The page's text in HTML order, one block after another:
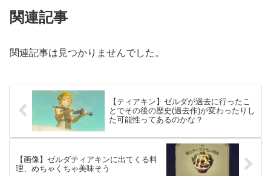
関連記事
関連記事は見つかりませんでした。
【ティアキン】ゼルダが過去に行ったこ
とでその後の歴史(過去作)が変わったりし
た可能性ってあるのかな？
【画像】ゼルダティアキンに出てくる料
理、めちゃくちゃ美味そう